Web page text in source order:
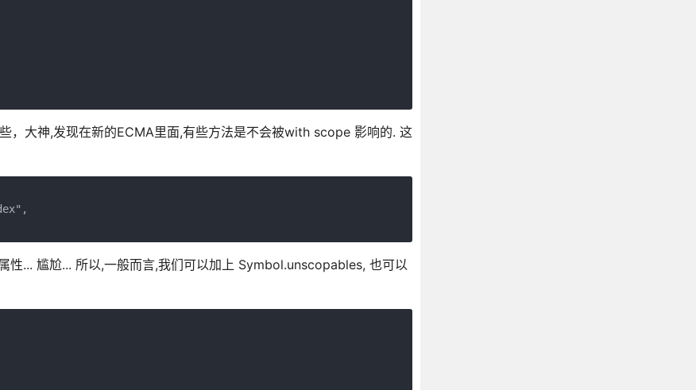
，大神,发现在新的ECMA里面,有些方法是不会被with scope 影响的. 这
... 尴尬... 所以,一般而言,我们可以加上 Symbol.unscopables, 也可以